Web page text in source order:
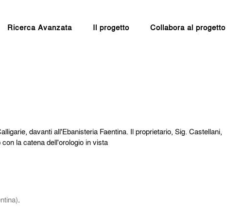
Ricerca Avanzata Il progetto Collabora al progetto
davanti all'Ebanisteria Faentina. Il proprietario, Sig. Castellani,
la catena dell'orologio in vista
.